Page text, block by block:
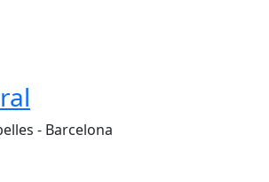
- Barcelona